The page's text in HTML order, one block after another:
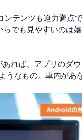
ンテンツも迫力満点
でも見やすいのは
れば、アプリのダウ
うなもの。車内があ